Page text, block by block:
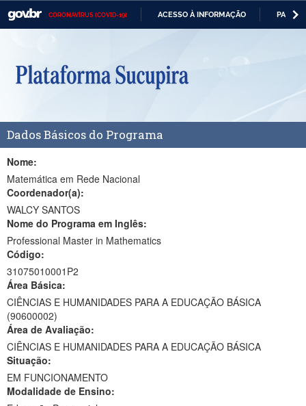
CORONAVÍRUS (COVID-19) ACESSO À INFORMAÇÃO
Casa Civil
Ministério da Defesa
Ministério da Economia
Ministério da Infraestrutura
Ministério da Educação
Ministério da Cidadania
Ministério da Saúde
Ministério de Minas e Energia
Ministério da Ciência, Tecnologia, Inovações e Comunicações
Ministério do Meio Ambiente
Ministério do Turismo
Dados Básicos do Programa
Nome:
Matemática em Rede Nacional
Coordenador(a):
WALCY SANTOS
Nome do Programa em Inglês:
Professional Master in Mathematics
Código:
31075010001P2
Área Básica:
CIÊNCIAS E HUMANIDADES PARA A EDUCAÇÃO BÁSICA
(90600002)
Área de Avaliação:
CIÊNCIAS E HUMANIDADES PARA A EDUCAÇÃO BÁSICA
Situação:
EM FUNCIONAMENTO
Modalidade de Ensino: